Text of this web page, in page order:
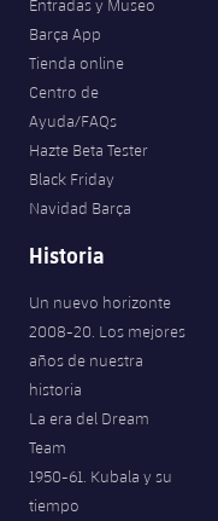
Entradas y Museo
Barça App
Tienda online
Centro de
Ayuda/FAQs
Hazte Beta Tester
Black Friday
Navidad Barça
Historia
Un nuevo horizonte
2008-20. Los mejores
años de nuestra
historia
La era del Dream
Team
1950-61. Kubala y su
tiempo